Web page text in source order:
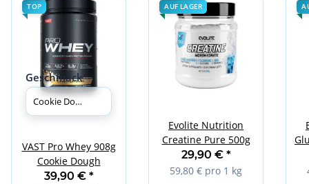
TOP
Geschmack
VAST Pro Whey 908g
Cookie Dough
39,90 € *
AUF LAGER
Evolite Nutrition
Creatine Pure 500g
29,90 € *
59,80 € pro 1 kg